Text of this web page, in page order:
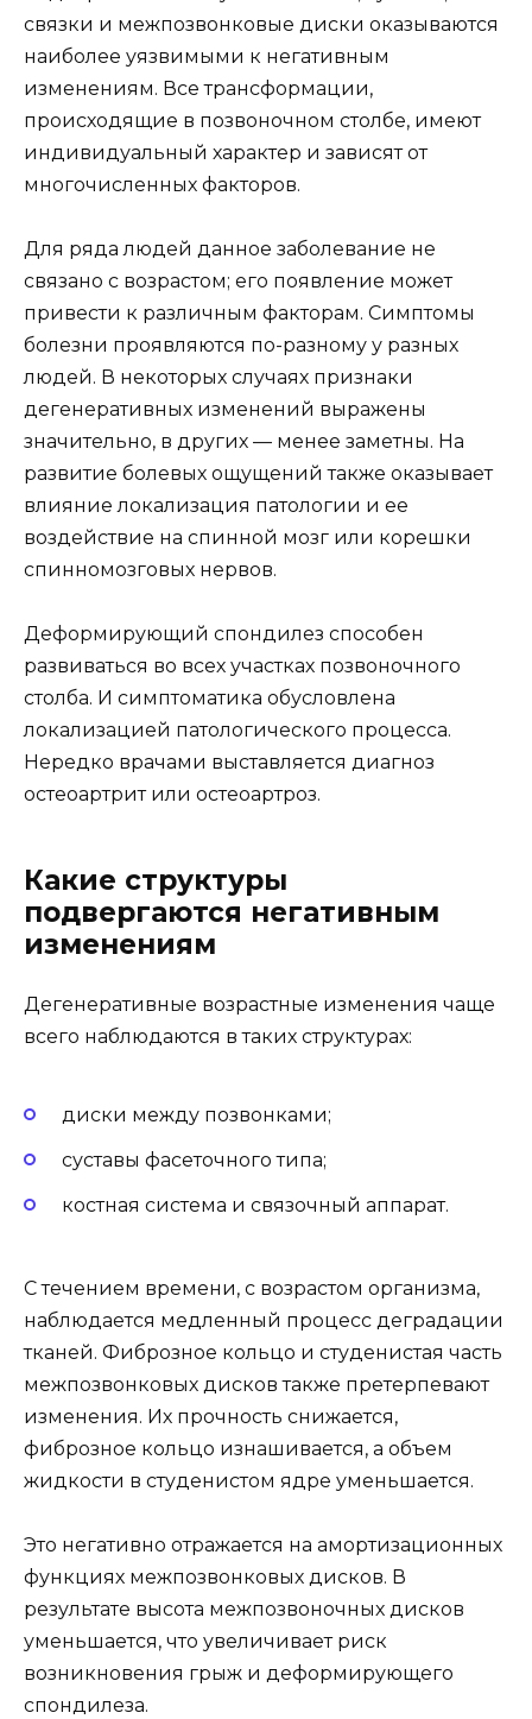
связки и межпозвонковые диски оказываются
наиболее уязвимыми к негативным
изменениям. Все трансформации,
происходящие в позвоночном столбе, имеют
индивидуальный характер и зависят от
многочисленных факторов.
Для ряда людей данное заболевание не
связано с возрастом; его появление может
привести к различным факторам. Симптомы
болезни проявляются по-разному у разных
людей. В некоторых случаях признаки
дегенеративных изменений выражены
значительно, в других — менее заметны. На
развитие болевых ощущений также оказывает
влияние локализация патологии и ее
воздействие на спинной мозг или корешки
спинномозговых нервов.
Деформирующий спондилез способен
развиваться во всех участках позвоночного
столба. И симптоматика обусловлена
локализацией патологического процесса.
Нередко врачами выставляется диагноз
остеоартрит или остеоартроз.
Какие структуры
подвергаются негативным
изменениям
Дегенеративные возрастные изменения чаще
всего наблюдаются в таких структурах:
диски между позвонками;
суставы фасеточного типа;
костная система и связочный аппарат.
С течением времени, с возрастом организма,
наблюдается медленный процесс деградации
тканей. Фиброзное кольцо и студенистая часть
межпозвонковых дисков также претерпевают
изменения. Их прочность снижается,
фиброзное кольцо изнашивается, а объем
жидкости в студенистом ядре уменьшается.
Это негативно отражается на амортизационных
функциях межпозвонковых дисков. В
результате высота межпозвоночных дисков
уменьшается, что увеличивает риск
возникновения грыж и деформирующего
спондилеза.